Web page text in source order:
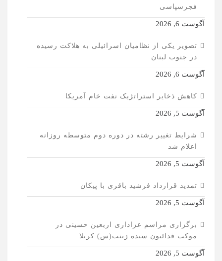
فجرسپاسی
آگوست 6, 2026
تصویر یکی از نظامیان اسرائیلی به هلاکت رسیده
در جنوب لبنان
آگوست 6, 2026
کاهش ذخایر استراتژیک نفت خام آمریکا
آگوست 5, 2026
شرایط تغییر رشته در دوره دوم متوسطه روزانه
اعلام شد
آگوست 5, 2026
تمدید قرارداد فرشید باقری با پیکان
آگوست 5, 2026
برگزاری مراسم عزاداری اربعین حسینی در
موکب فدائیون سیده زینب(س) کربلا
آگوست 5, 2026